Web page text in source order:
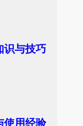
识与技巧
使用经验